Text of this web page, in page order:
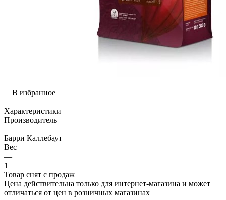
В избранное
Характеристики
Производитель
—
Барри Каллебаут
Вес
—
1
Товар снят с продаж
Цена действительна только для интернет-магазина и может
отличаться от цен в розничных магазинах